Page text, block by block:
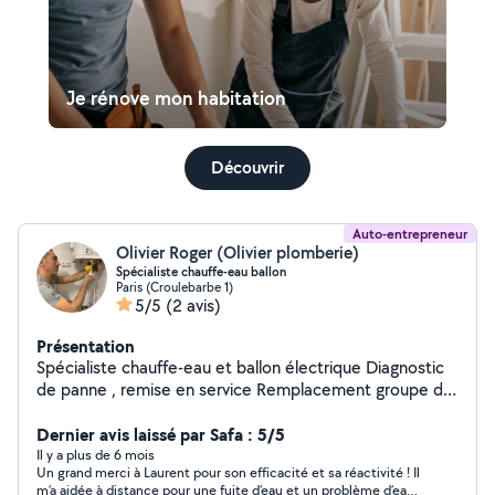
Je rénove mon habitation
Découvrir
Auto-entrepreneur
Olivier Roger (Olivier plomberie)
Spécialiste chauffe-eau ballon
Paris (Croulebarbe 1)
5/5 (2 avis)
Présentation
Spécialiste chauffe-eau et ballon électrique Diagnostic
de panne , remise en service Remplacement groupe de
tout type de chauffe-eau et ballon Forfait main d'oeuvre
prix très honnêtes à partir de 250 pour un
remplacement à l'identique sans modification majeure
Dernier avis laissé par Safa : 5/5
Il y a plus de 6 mois
Un grand merci à Laurent pour son efficacité et sa réactivité ! Il
m’a aidée à distance pour une fuite d’eau et un problème d’eau